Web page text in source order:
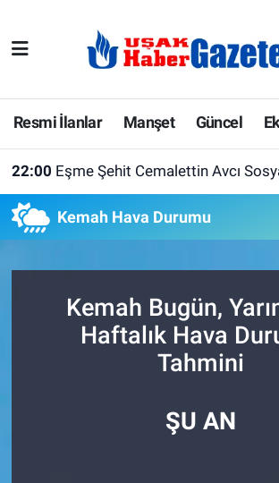
Resmi İlanlar Manşet Güncel
22:00 Eşme Şehit Cemalettin Avcı Sosyal Bilimler Lisesi
Kemah Hava Durumu
Kemah Bugün,
Haftalık Hava
Tahmini
ŞU AN
E-Gazete
Ekonomi
İlanlar
Köşe Yazarları
Uşak Hava Durumu
Uşak Trafik Yoğunluk Haritası
Haber Arşivi